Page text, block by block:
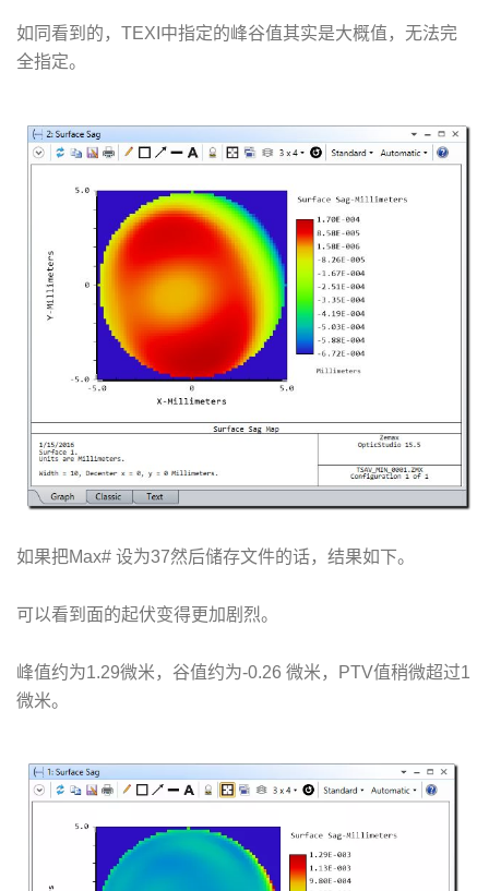
如同看到的，TEXI中指定的峰谷值其实是大概值，无法完
全指定。
如果把Max# 设为37然后储存文件的话，结果如下。
可以看到面的起伏变得更加剧烈。
峰值约为1.29微米，谷值约为-0.26 微米，PTV值稍微超过1
微米。